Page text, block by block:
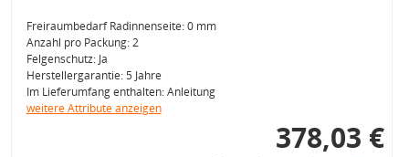
Freiraumbedarf Radinnenseite: 0 mm
Anzahl pro Packung: 2
Felgenschutz: Ja
Herstellergarantie: 5 Jahre
Im Lieferumfang enthalten: Anleitung
weitere Attribute anzeigen
378,03 €